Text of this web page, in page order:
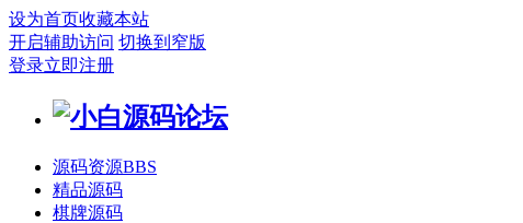
设为首页收藏本站
开启辅助访问 切换到窄版
登录立即注册
源码资源BBS
精品源码
棋牌源码